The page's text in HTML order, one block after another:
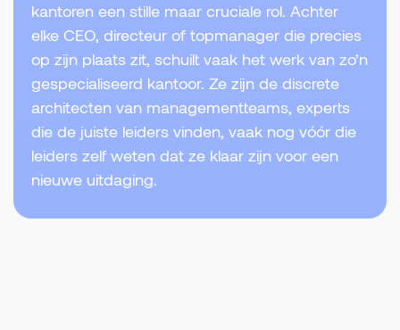
kantoren een stille maar cruciale rol. Achter
elke CEO, directeur of topmanager die precies
op zijn plaats zit, schuilt vaak het werk van zo’n
gespecialiseerd kantoor. Ze zijn de discrete
architecten van managementteams, experts
die de juiste leiders vinden, vaak nog vóór die
leiders zelf weten dat ze klaar zijn voor een
nieuwe uitdaging.